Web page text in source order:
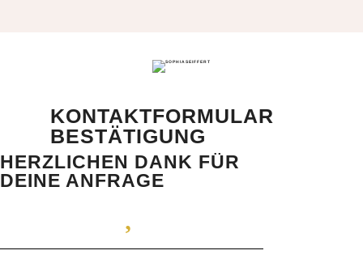
KONTAKTFORMULAR
BESTÄTIGUNG
HERZLICHEN DANK FÜR
DEINE ANFRAGE